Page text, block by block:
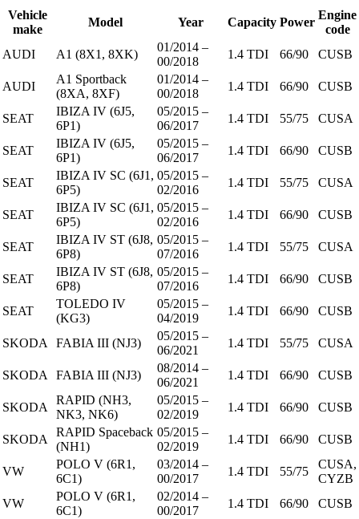
Vehicle
make
Model Year Capacity Power
Engine
code
AUDI
A1 (8X1, 8XK)
01/2014 –
00/2018
1.4 TDI 66/90 CUSB
AUDI
A1 Sportback
(8XA, 8XF)
01/2014 –
00/2018
1.4 TDI 66/90 CUSB
SEAT
IBIZA IV (6J5,
6P1)
05/2015 –
06/2017
1.4 TDI 55/75 CUSA
SEAT
IBIZA IV (6J5,
6P1)
05/2015 –
06/2017
1.4 TDI 66/90 CUSB
SEAT
IBIZA IV SC (6J1,
6P5)
05/2015 –
02/2016
1.4 TDI 55/75 CUSA
SEAT
IBIZA IV SC (6J1,
6P5)
05/2015 –
02/2016
1.4 TDI 66/90 CUSB
SEAT
IBIZA IV ST (6J8,
6P8)
05/2015 –
07/2016
1.4 TDI 55/75 CUSA
SEAT
IBIZA IV ST (6J8,
6P8)
05/2015 –
07/2016
1.4 TDI 66/90 CUSB
SEAT
TOLEDO IV
(KG3)
05/2015 –
04/2019
1.4 TDI 66/90 CUSB
SKODA FABIA III (NJ3)
05/2015 –
06/2021
1.4 TDI 55/75 CUSA
SKODA FABIA III (NJ3)
08/2014 –
06/2021
1.4 TDI 66/90 CUSB
SKODA
RAPID (NH3,
NK3, NK6)
05/2015 –
02/2019
1.4 TDI 66/90 CUSB
SKODA
RAPID Spaceback
(NH1)
05/2015 –
02/2019
1.4 TDI 66/90 CUSB
VW
POLO V (6R1,
6C1)
03/2014 –
00/2017
1.4 TDI 55/75
CUSA,
CYZB
VW
POLO V (6R1,
6C1)
02/2014 –
00/2017
1.4 TDI 66/90 CUSB